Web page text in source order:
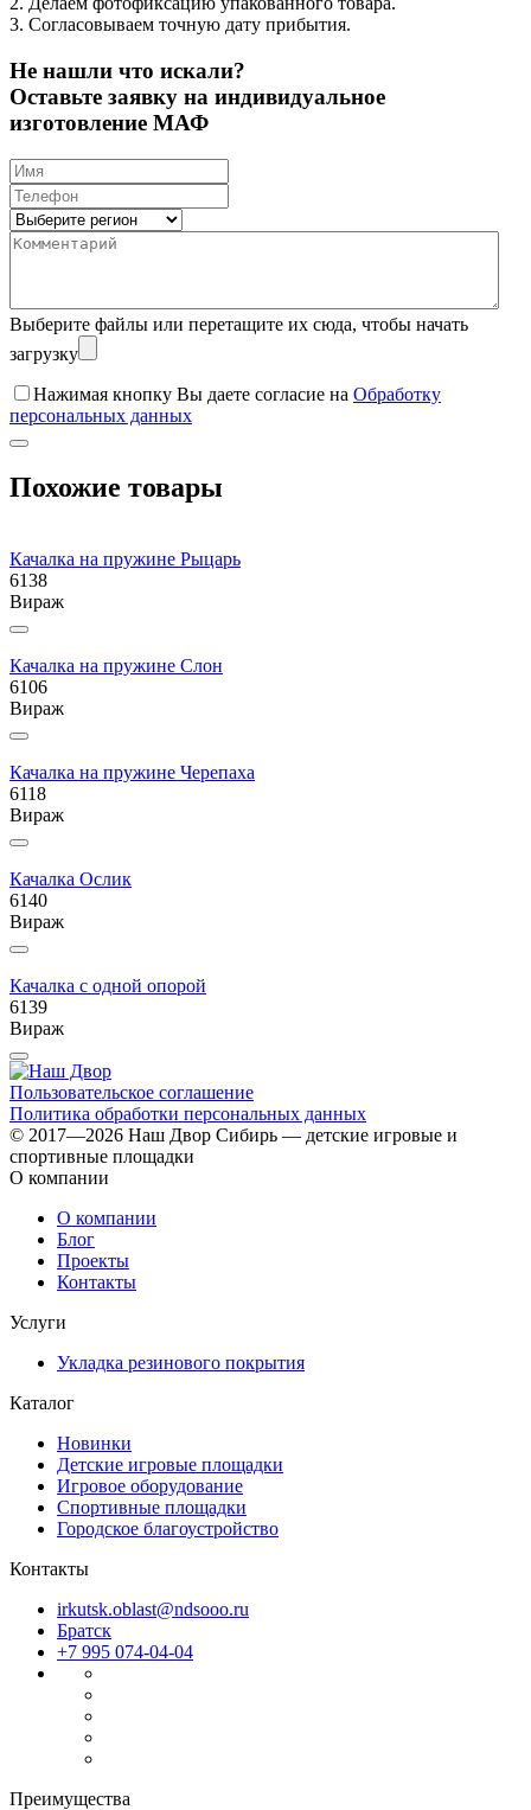
3. Согласовываем точную дату прибытия.
Не нашли что искали?
Оставьте заявку на индивидуальное
изготовление МАФ
Выберите файлы или перетащите их сюда, чтобы начать
загрузку
Нажимая кнопку Вы даете согласие на Обработку
персональных данных
Похожие товары
Качалка на пружине Рыцарь
6138
Вираж
Качалка на пружине Слон
6106
Вираж
Качалка на пружине Черепаха
6118
Вираж
Качалка Ослик
6140
Вираж
Качалка с одной опорой
6139
Вираж
Пользовательское соглашение
Политика обработки персональных данных
© 2017—2026 Наш Двор Сибирь — детские игровые и
спортивные площадки
О компании
О компании
Блог
Проекты
Контакты
Услуги
Укладка резинового покрытия
Каталог
Новинки
Детские игровые площадки
Игровое оборудование
Спортивные площадки
Городское благоустройство
Контакты
irkutsk.oblast@ndsooo.ru
Братск
+7 995 074-04-04
Преимущества